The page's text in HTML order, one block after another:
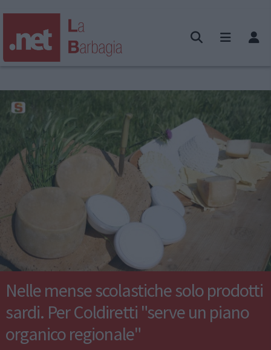
Nelle mense scolastiche solo prodotti
sardi. Per Coldiretti "serve un piano
organico regionale"